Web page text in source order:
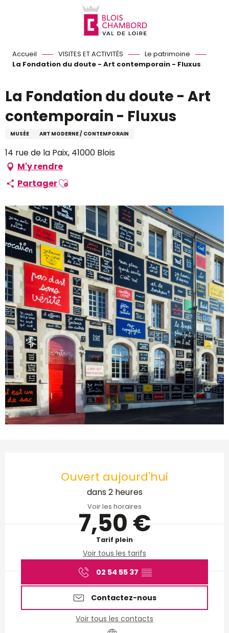
Accueil VISITES ET ACTIVITÉS
Le patrimoine
La Fondation du doute - Art contemporain - Fluxus
La Fondation du doute - Art
contemporain - Fluxus
MUSÉE ART MODERNE / CONTEMPORAIN
14 rue de la Paix, 41000 Blois
M'y rendre
PartagerAjouter aux favoris
Ouvert aujourd'hui
dans 2 heures
Voir les horaires
7,50 €
Tarif plein
Voir tous les tarifs
02 54 55 37 ▒▒
Contactez-nous
Voir tous les contacts